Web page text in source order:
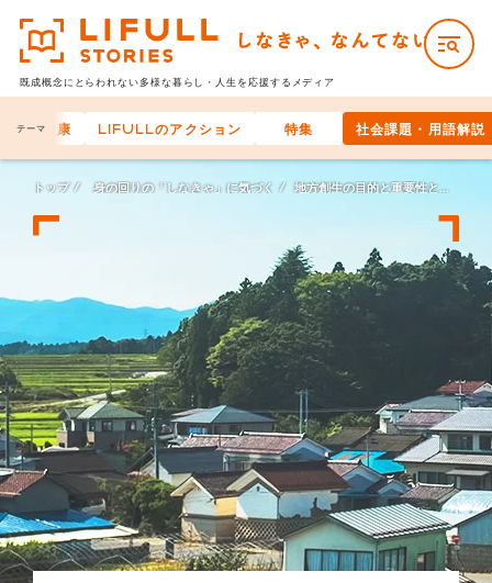
既成概念にとらわれない多様な暮らし・人生を応援するメディア
テーマ
体の健康 LIFULLのアクション 特集 社会課題・用語解説
トップ 身の回りの「しなきゃ」に気づく 地方創生の目的と重要性とは？ 公民共創で加速する国と地方の未来